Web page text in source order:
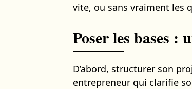
vite, ou sans vraiment les
Poser les bases :
D’abord, structurer son
entrepreneur qui clarifie